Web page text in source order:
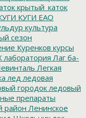
крытый_каток
КУГИ ЕАО
культура
сезон
Куренков курсы
лаборатория Лаг ба-
Легкая
лед ледовая
городок ледовый
препараты
район Ленинское